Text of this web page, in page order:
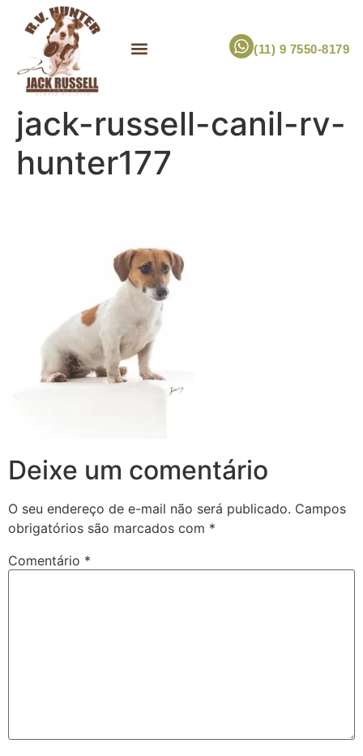
(11) 9 7550-8179
jack-russell-canil-rv-
hunter177
Deixe um comentário
O seu endereço de e-mail não será publicado. Campos
obrigatórios são marcados com *
Comentário *